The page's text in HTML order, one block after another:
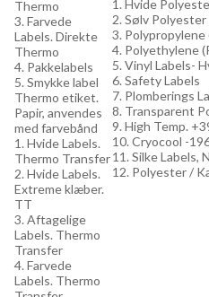
Thermo
3. Farvede
Labels. Direkte
Thermo
4. Pakkelabels
5. Smykke label
Thermo etiket.
Papir, anvendes
med farvebånd
1. Hvide Labels.
Thermo Transfer
2. Hvide Labels.
Extreme klæber.
TT
3. Aftagelige
Labels. Thermo
Transfer
4. Farvede
Labels. Thermo
1. Hvide
2. Sølv Polyester
3. Polypropylene
4. Polyethylene
5. Vinyl Labels-
6. Safety Labels
7. Plomberings
8. Transparent
9. High Temp.
10. Cryocool -
11. Silke Labels,
12. Polyester /